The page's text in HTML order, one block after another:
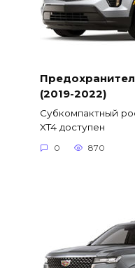
(2019-2022)
Субкомпактный
XT4 доступен
0 870